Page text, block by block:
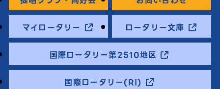
マイロータリー ロータリー文庫
国際ロータリー第2510地区
国際ロータリー(RI)